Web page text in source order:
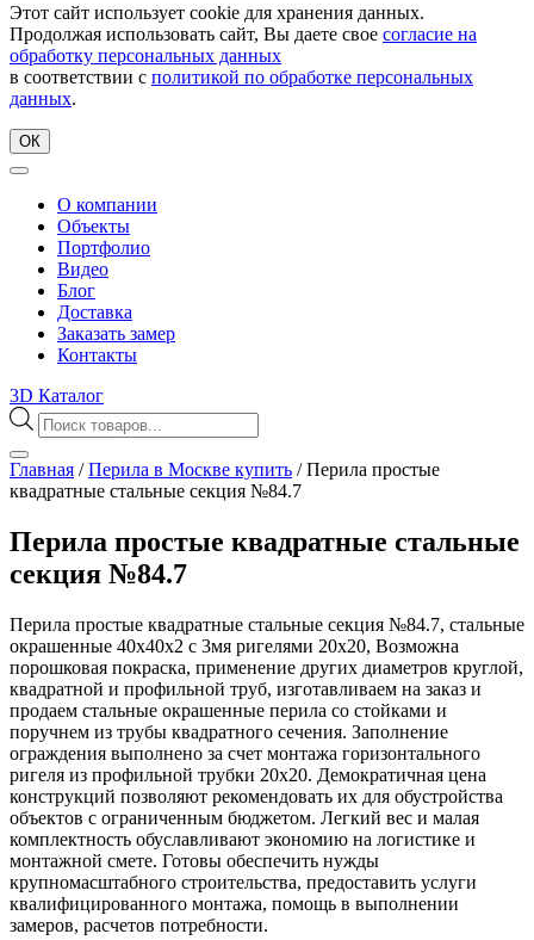
Этот сайт использует cookie для хранения данных.
Продолжая использовать сайт, Вы даете свое согласие на
обработку персональных данных
в соответствии с политикой по обработке персональных
данных.
ОК
О компании
Объекты
Портфолио
Видео
Блог
Доставка
Заказать замер
Контакты
3D Каталог
Поиск
товаров
Главная /Перила в Москве купить /Перила простые
квадратные стальные секция №84.7
Перила простые квадратные стальные
секция №84.7
Перила простые квадратные стальные секция №84.7, стальные
окрашенные 40х40х2 с 3мя ригелями 20х20, Возможна
порошковая покраска, применение других диаметров круглой,
квадратной и профильной труб, изготавливаем на заказ и
продаем стальные окрашенные перила со стойками и
поручнем из трубы квадратного сечения. Заполнение
ограждения выполнено за счет монтажа горизонтального
ригеля из профильной трубки 20х20. Демократичная цена
конструкций позволяют рекомендовать их для обустройства
объектов с ограниченным бюджетом. Легкий вес и малая
комплектность обуславливают экономию на логистике и
монтажной смете. Готовы обеспечить нужды
крупномасштабного строительства, предоставить услуги
квалифицированного монтажа, помощь в выполнении
замеров, расчетов потребности.